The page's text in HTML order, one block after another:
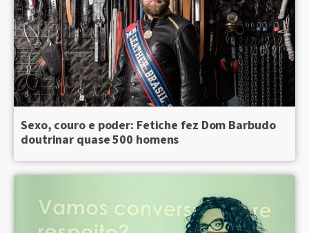
Sexo, couro e poder: Fetiche fez Dom Barbudo
doutrinar quase 500 homens